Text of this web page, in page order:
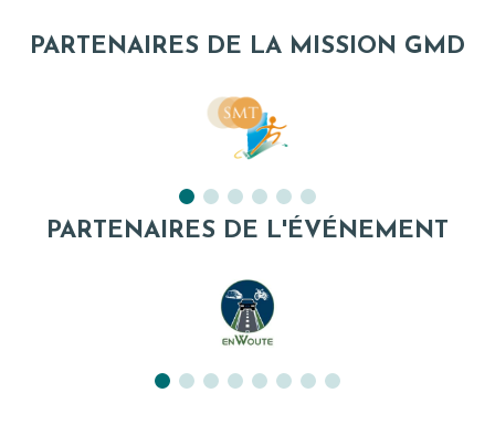
PARTENAIRES DE LA MISSION GMD
PARTENAIRES DE L'ÉVÉNEMENT